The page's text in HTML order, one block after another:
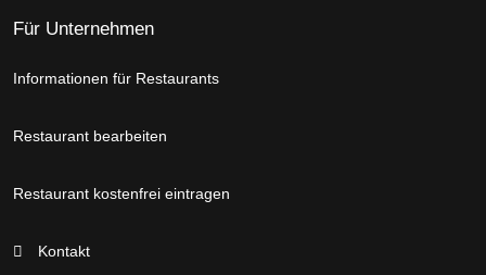
Für Unternehmen
Informationen für Restaurants
Restaurant bearbeiten
Restaurant kostenfrei eintragen
Kontakt